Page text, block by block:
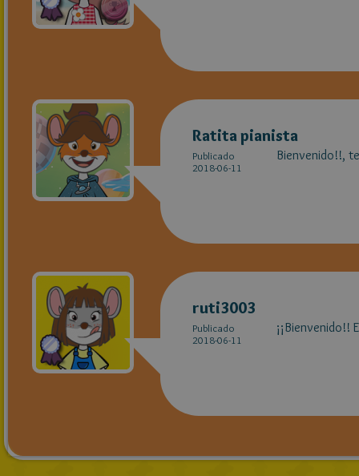
Ratita pianista
Publicado
2018-06-11
Bienvenido!!,
ruti3003
Publicado
2018-06-11
¡¡Bienvenido!!